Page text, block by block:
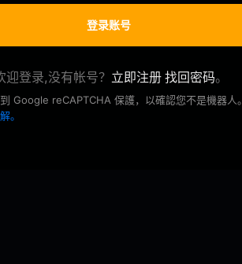
登录,没有帐号？ 立即注册 找回密码。
Google reCAPTCHA 保護，以確認您不是機器人。
。